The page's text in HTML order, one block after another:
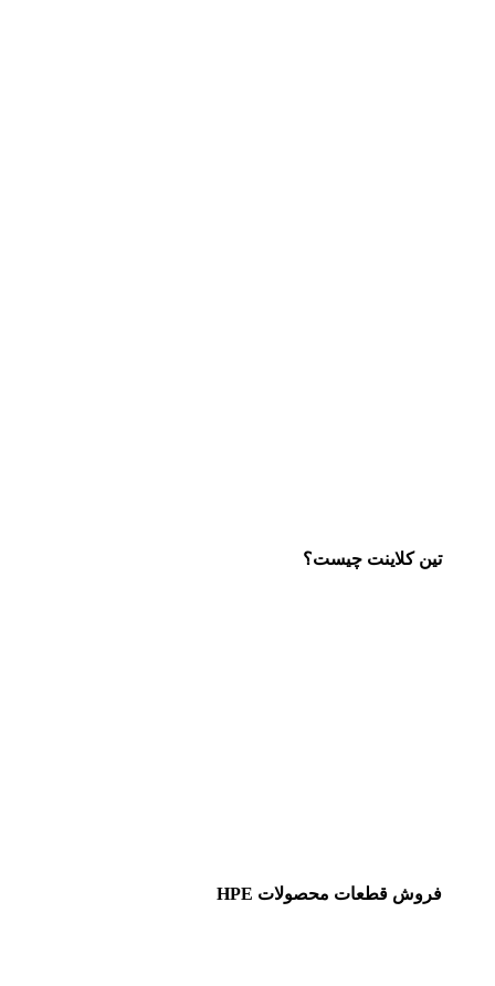
تین کلاینت چیست؟
فروش قطعات محصولات HPE